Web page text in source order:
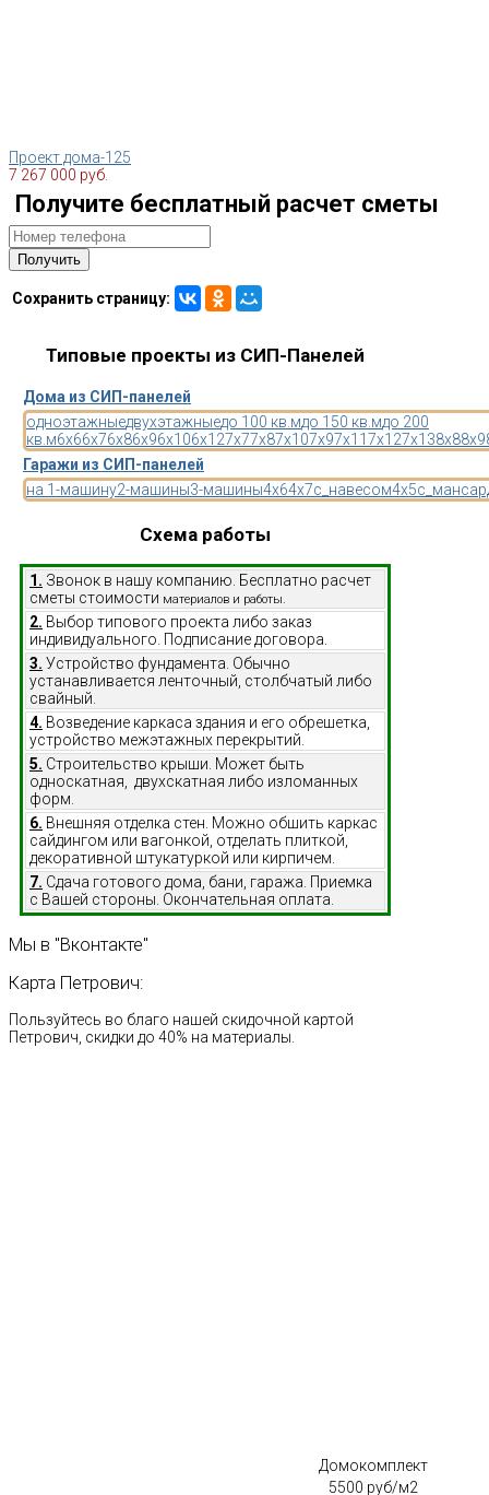
Проект дома-125
7 267 000 руб.
Получите бесплатный расчет сметы
Сохранить страницу:
Типовые проекты из СИП-Панелей
Дома из СИП-панелей
одноэтажныедвухэтажныедо 100 кв.мдо 150 кв.мдо 200
кв.м6x66x76x86x96x106x127x77x87x107x97x11 7x127x138x88x9
Гаражи из СИП-панелей
на 1-машину2-машины3-машины4x64x7с_навесом4x5
Схема работы
1. Звонок в нашу компанию. Бесплатно расчет
сметы стоимости материалов и работы.
2. Выбор типового проекта либо заказ
индивидуального. Подписание договора.
3. Устройство фундамента. Обычно
устанавливается ленточный, столбчатый либо
свайный.
4. Возведение каркаса здания и его обрешетка,
устройство межэтажных перекрытий.
5. Строительство крыши. Может быть
односкатная, двухскатная либо изломанных
форм.
6. Внешняя отделка стен. Можно обшить каркас
сайдингом или вагонкой, отделать плиткой,
декоративной штукатуркой или кирпичем.
7. Сдача готового дома, бани, гаража. Приемка
с Вашей стороны. Окончательная оплата.
Мы в "Вконтакте"
Карта Петрович:
Пользуйтесь во благо нашей скидочной картой
Петрович, скидки до 40% на материалы.
Домокомплект
5500 руб/м2